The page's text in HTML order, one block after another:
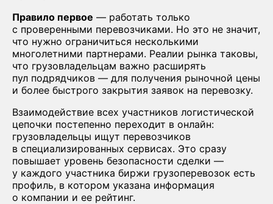
Правило первое — работать только
с проверенными перевозчиками. Но это не значит,
что нужно ограничиться несколькими
многолетними партнерами. Реалии рынка таковы,
что грузовладельцам важно расширять
пул подрядчиков — для получения рыночной цены
и более быстрого закрытия заявок на перевозку.
Взаимодействие всех участников логистической
цепочки постепенно переходит в онлайн:
грузовладельцы ищут перевозчиков
в специализированных сервисах. Это сразу
повышает уровень безопасности сделки —
у каждого участника биржи грузоперевозок есть
профиль, в котором указана информация
о компании и ее рейтинг.